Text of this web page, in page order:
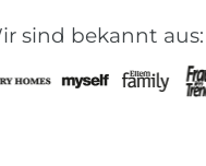
sind bekannt aus: